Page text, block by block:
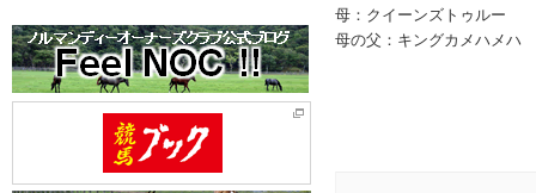
母：クイーンズトゥルー
母の父：キングカメハメハ